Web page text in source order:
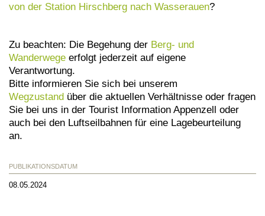
von der Station Hirschberg nach Wasserauen?
Zu beachten: Die Begehung der Berg- und
Wanderwege erfolgt jederzeit auf eigene
Verantwortung.
Bitte informieren Sie sich bei unserem
Wegzustand über die aktuellen Verhältnisse oder fragen
Sie bei uns in der Tourist Information Appenzell oder
auch bei den Luftseilbahnen für eine Lagebeurteilung
an.
PUBLIKATIONSDATUM
08.05.2024